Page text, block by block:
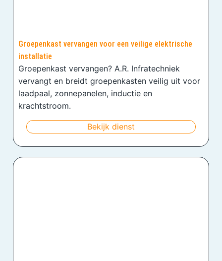
Groepenkast vervangen voor een veilige elektrische
installatie
Groepenkast vervangen? A.R. Infratechniek
vervangt en breidt groepenkasten veilig uit voor
laadpaal, zonnepanelen, inductie en
krachtstroom.
Bekijk dienst